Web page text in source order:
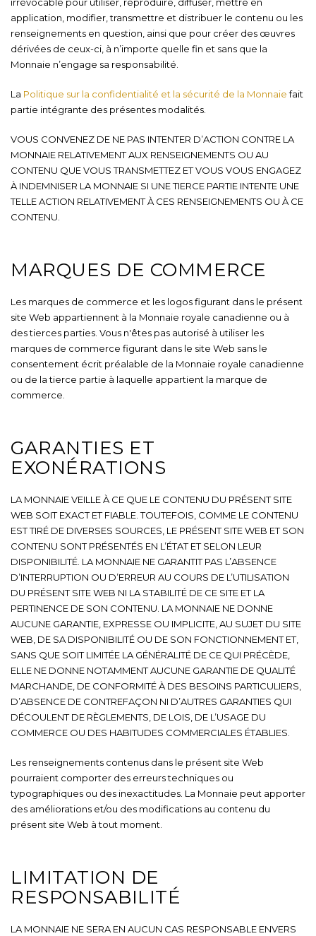
application, modifier, transmettre et distribuer le contenu ou les
renseignements en question, ainsi que pour créer des œuvres
dérivées de ceux-ci, à n’importe quelle fin et sans que la
Monnaie n’engage sa responsabilité.
La Politique sur la confidentialité et la sécurité de la Monnaiefait
partie intégrante des présentes modalités.
VOUS CONVENEZ DE NE PAS INTENTER D’ACTION CONTRE LA
MONNAIE RELATIVEMENT AUX RENSEIGNEMENTS OU AU
CONTENU QUE VOUS TRANSMETTEZ ET VOUS VOUS ENGAGEZ
À INDEMNISER LA MONNAIE SI UNE TIERCE PARTIE INTENTE UNE
TELLE ACTION RELATIVEMENT À CES RENSEIGNEMENTS OU À CE
CONTENU.
MARQUES DE COMMERCE
Les marques de commerce et les logos figurant dans le présent
site Web appartiennent à la Monnaie royale canadienne ou à
des tierces parties. Vous n'êtes pas autorisé à utiliser les
marques de commerce figurant dans le site Web sans le
consentement écrit préalable de la Monnaie royale canadienne
ou de la tierce partie à laquelle appartient la marque de
commerce.
GARANTIES ET
EXONÉRATIONS
LA MONNAIE VEILLE À CE QUE LE CONTENU DU PRÉSENT SITE
WEB SOIT EXACT ET FIABLE. TOUTEFOIS, COMME LE CONTENU
EST TIRÉ DE DIVERSES SOURCES, LE PRÉSENT SITE WEB ET SON
CONTENU SONT PRÉSENTÉS EN L’ÉTAT ET SELON LEUR
DISPONIBILITÉ. LA MONNAIE NE GARANTIT PAS L’ABSENCE
D’INTERRUPTION OU D’ERREUR AU COURS DE L’UTILISATION
DU PRÉSENT SITE WEB NI LA STABILITÉ DE CE SITE ET LA
PERTINENCE DE SON CONTENU. LA MONNAIE NE DONNE
AUCUNE GARANTIE, EXPRESSE OU IMPLICITE, AU SUJET DU SITE
WEB, DE SA DISPONIBILITÉ OU DE SON FONCTIONNEMENT ET,
SANS QUE SOIT LIMITÉE LA GÉNÉRALITÉ DE CE QUI PRÉCÈDE,
ELLE NE DONNE NOTAMMENT AUCUNE GARANTIE DE QUALITÉ
MARCHANDE, DE CONFORMITÉ À DES BESOINS PARTICULIERS,
D’ABSENCE DE CONTREFAÇON NI D’AUTRES GARANTIES QUI
DÉCOULENT DE RÈGLEMENTS, DE LOIS, DE L’USAGE DU
COMMERCE OU DES HABITUDES COMMERCIALES ÉTABLIES.
Les renseignements contenus dans le présent site Web
pourraient comporter des erreurs techniques ou
typographiques ou des inexactitudes. La Monnaie peut apporter
des améliorations et/ou des modifications au contenu du
présent site Web à tout moment.
LIMITATION DE
RESPONSABILITÉ
LA MONNAIE NE SERA EN AUCUN CAS RESPONSABLE ENVERS